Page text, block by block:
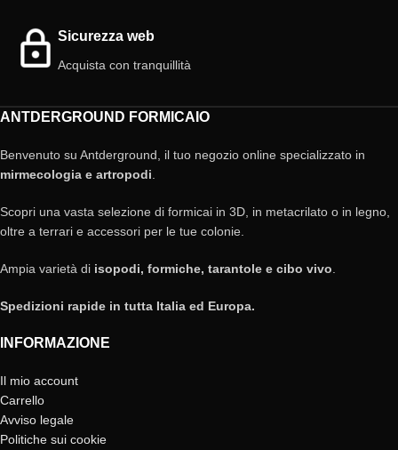
Sicurezza web
Acquista con tranquillità
ANTDERGROUND FORMICAIO
Benvenuto su Antderground, il tuo negozio online specializzato in
mirmecologia e artropodi
Scopri una vasta selezione di formicai in 3D, in metacrilato o in legno,
oltre a terrari e accessori per le tue colonie.
Ampia varietà di isopodi, formiche, tarantole e cibo vivo
Spedizioni rapide in tutta Italia ed Europa.
INFORMAZIONE
Il mio account
Carrello
Avviso legale
Politiche sui cookie